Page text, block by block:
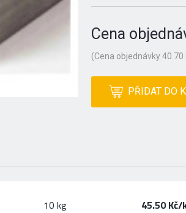
Cena
(Cena objednávky 40.70
PŘIDAT DO
10 kg 45.50 Kč/